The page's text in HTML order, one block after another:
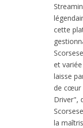
cette
et
laisse
de cœur
Driver",
la